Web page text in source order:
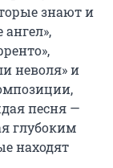
знают и
неволя» и
песня —
глубоким
находят